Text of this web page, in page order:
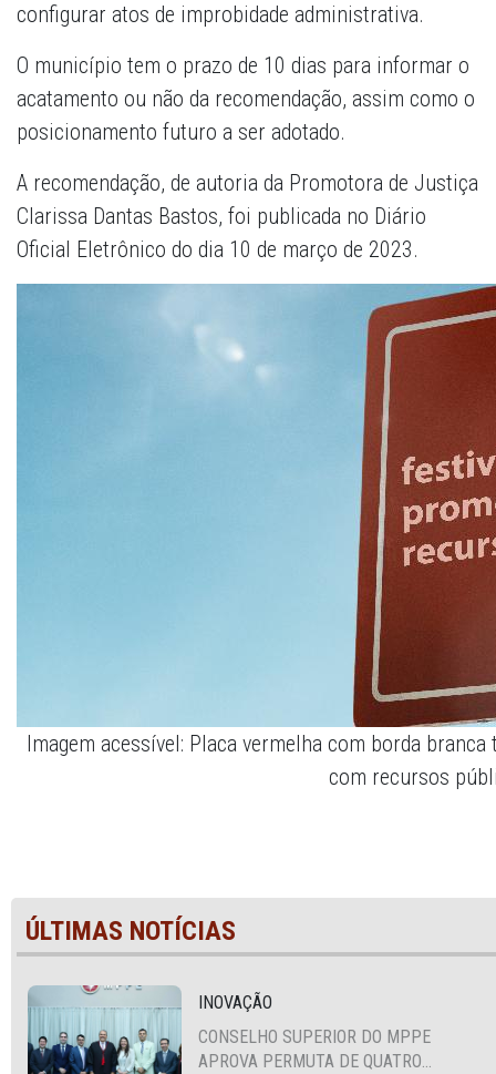
configurar atos de improbidade administrativa.
O município tem o prazo de 10 dias para informar o
acatamento ou não da recomendação, assim como o
posicionamento futuro a ser adotado.
A recomendação, de autoria da Promotora de Justiça
Clarissa Dantas Bastos, foi publicada no Diário
Oficial Eletrônico do dia 10 de março de 2023.
Imagem acessível: Placa vermelha com borda
com recursos
ÚLTIMAS NOTÍCIAS
INOVAÇÃO
CONSELHO SUPERIOR DO MPPE
APROVA PERMUTA DE QUATRO